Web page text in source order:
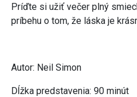
Príďte si užiť večer plný
príbehu o tom, že láska je
Autor: Neil Simon
Dĺžka predstavenia: 90 minút